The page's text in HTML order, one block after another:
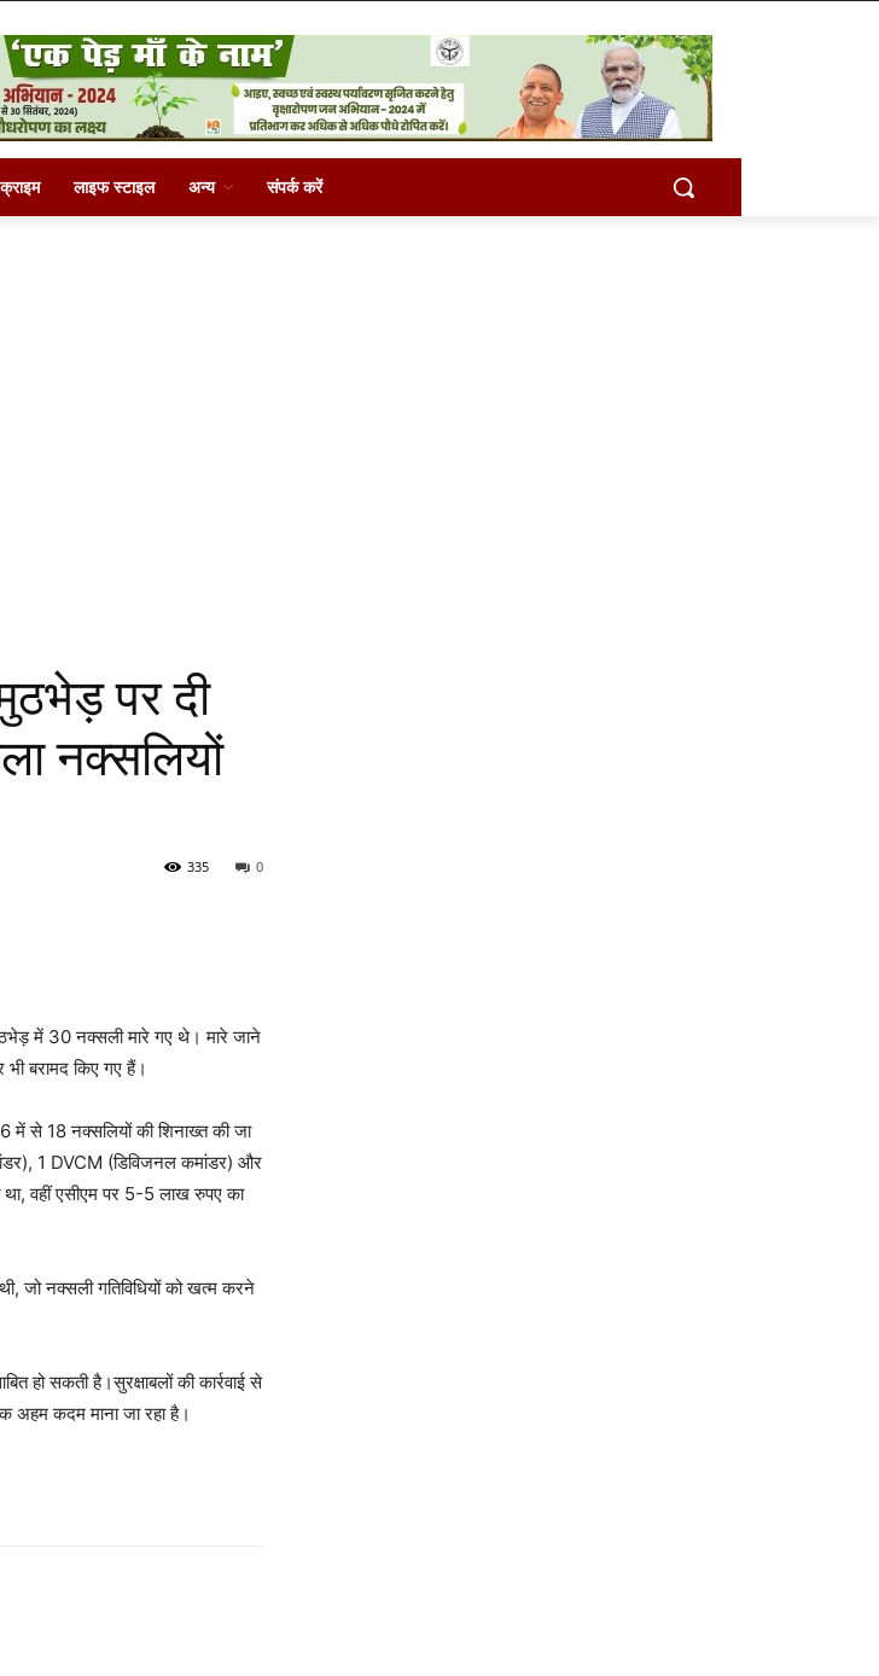
क्राइम लाइफ स्टाइल अन्य संपर्क करें
पर दी
नक्सलियों
0
335
में 30 नक्सली मारे गए थे। मारे जाने
बरामद किए गए हैं।
में से 18 नक्सलियों की शिनाख्त की जा
1 DVCM (डिविजनल कमांडर) और
वहीं एसीएम पर 5-5 लाख रुपए का
जो नक्सली गतिविधियों को खत्म करने
हो सकती है।सुरक्षाबलों की कार्रवाई से
अहम कदम माना जा रहा है।